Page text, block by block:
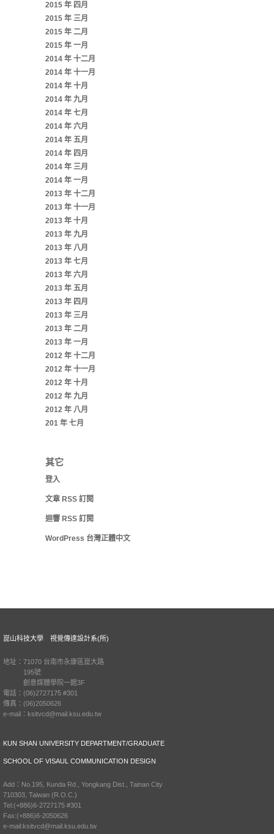
2015 年 四月
2015 年 三月
2015 年 二月
2015 年 一月
2014 年 十二月
2014 年 十一月
2014 年 十月
2014 年 九月
2014 年 七月
2014 年 六月
2014 年 五月
2014 年 四月
2014 年 三月
2014 年 一月
2013 年 十二月
2013 年 十一月
2013 年 十月
2013 年 九月
2013 年 八月
2013 年 七月
2013 年 六月
2013 年 五月
2013 年 四月
2013 年 三月
2013 年 二月
2013 年 一月
2012 年 十二月
2012 年 十一月
2012 年 十月
2012 年 九月
2012 年 八月
201 年 七月
其它
登入
文章 RSS 訂閱
迴響 RSS 訂閱
WordPress 台灣正體中文
崑山科技大學 視覺傳達設計系(所)
地址：71070 台南市永康區崑大路
195號
創意媒體學院一館3F
電話：(06)2727175 #301
傳真：(06)2050626
e-mail：ksitvcd@mail.ksu.edu.tw
KUN SHAN UNIVERSITY DEPARTMENT/GRADUATE
SCHOOL OF VISAUL COMMUNICATION DESIGN
Add：No.195, Kunda Rd., Yongkang Dist., Tainan City
710303, Taiwan (R.O.C.)
Tel:(+886)6-2727175 #301
Fax:(+886)6-2050626
e-mail:ksitvcd@mail.ksu.edu.tw